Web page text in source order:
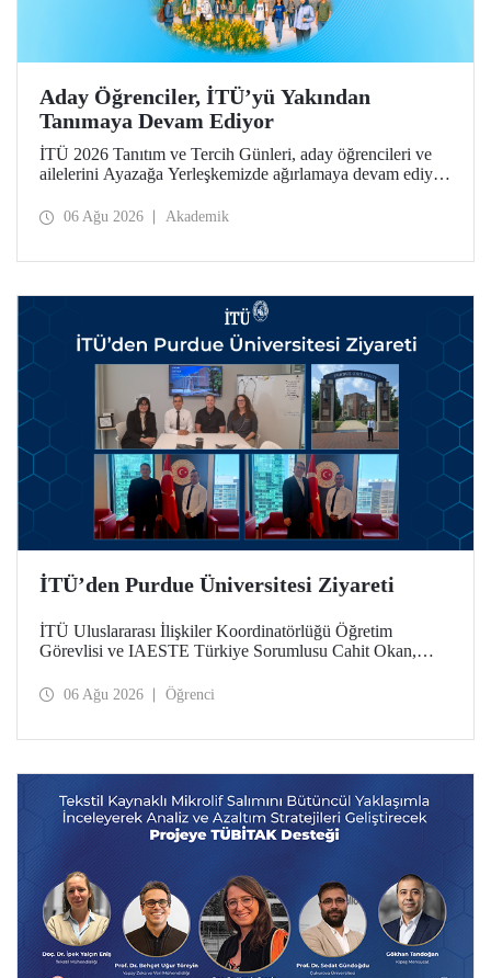
Aday Öğrenciler, İTÜ’yü Yakından
Tanımaya Devam Ediyor
İTÜ 2026 Tanıtım ve Tercih Günleri, aday öğrencileri ve
ailelerini Ayazağa Yerleşkemizde ağırlamaya devam ediyor.
ilgili fakülte ve birimler adaylara bilgi vermeye devam
06 Ağu 2026 Akademik
İTÜ’den Purdue Üniversitesi Ziyareti
İTÜ Uluslararası İlişkiler Koordinatörlüğü Öğretim
Görevlisi ve IAESTE Türkiye Sorumlusu Cahit Okan,
Temmuz tarihlerinde ABD’de dünyanın önde gelen
06 Ağu 2026 Öğrenci